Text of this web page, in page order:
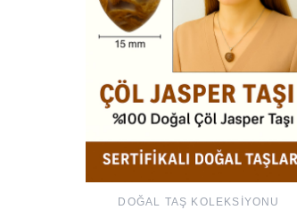
DOĞAL TAŞ KOLEKSIYONU